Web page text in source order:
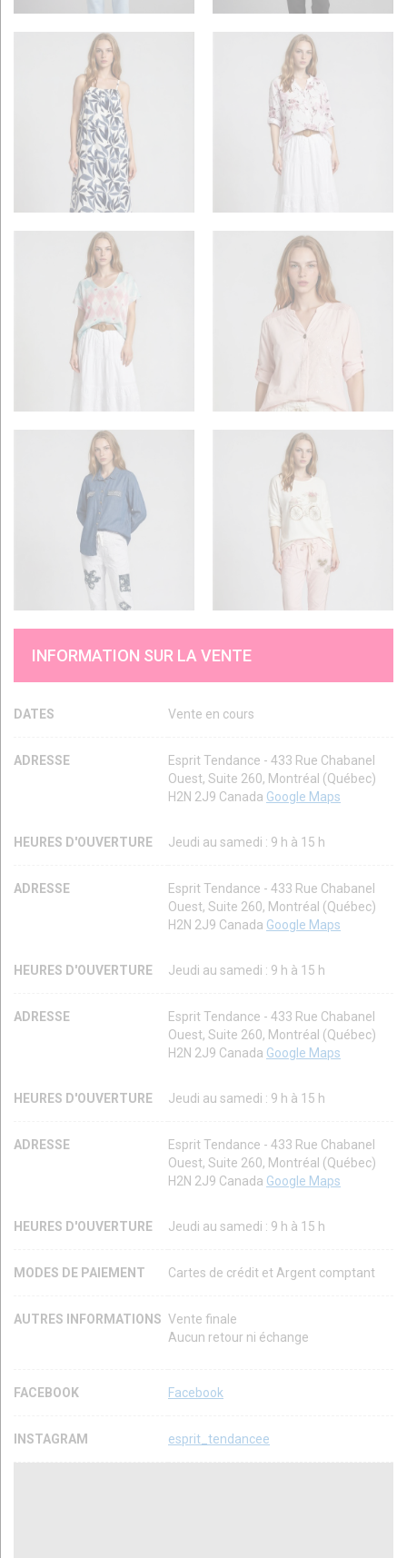
INFORMATION SUR LA VENTE
DATES Vente en cours
ADRESSE
Esprit Tendance - 433 Rue Chabanel
Ouest, Suite 260, Montréal (Québec)
H2N 2J9 Canada Google Maps
HEURES D'OUVERTURE Jeudi au samedi : 9 h à 15 h
ADRESSE
Esprit Tendance - 433 Rue Chabanel
Ouest, Suite 260, Montréal (Québec)
H2N 2J9 Canada Google Maps
HEURES D'OUVERTURE Jeudi au samedi : 9 h à 15 h
ADRESSE
Esprit Tendance - 433 Rue Chabanel
Ouest, Suite 260, Montréal (Québec)
H2N 2J9 Canada Google Maps
HEURES D'OUVERTURE Jeudi au samedi : 9 h à 15 h
ADRESSE
Esprit Tendance - 433 Rue Chabanel
Ouest, Suite 260, Montréal (Québec)
H2N 2J9 Canada Google Maps
HEURES D'OUVERTURE Jeudi au samedi : 9 h à 15 h
MODES DE PAIEMENT Cartes de crédit et Argent comptant
AUTRES INFORMATIONS Vente finale
Aucun retour ni échange
FACEBOOK Facebook
INSTAGRAM esprit_tendancee